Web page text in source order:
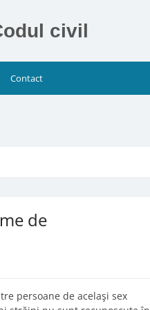
civil
Contact
de
persoane de acelaşi sex